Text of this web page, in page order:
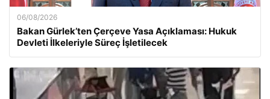
06/08/2026
Bakan Gürlek’ten Çerçeve Yasa Açıklaması: Hukuk
Devleti İlkeleriyle Süreç İşletilecek